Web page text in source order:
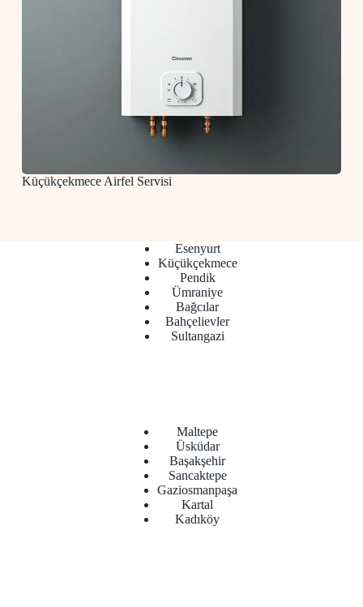
Küçükçekmece Airfel Servisi
Esenyurt
Küçükçekmece
Pendik
Ümraniye
Bağcılar
Bahçelievler
Sultangazi
Maltepe
Üsküdar
Başakşehir
Sancaktepe
Gaziosmanpaşa
Kartal
Kadıköy